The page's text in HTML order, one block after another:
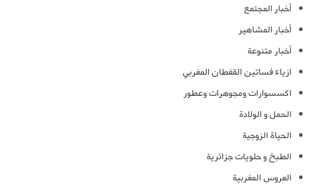
أخبار المجتمع
أخبار المشاهير
أخبار متنوعة
ازياء فساتين القفطان المغربي
اكسسوارات ومجوهرات وعطور
الحمل و الولادة
الحياة الزوجية
الطبخ و حلويات جزائرية
العروس المغربية